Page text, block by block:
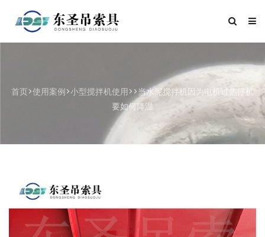
首页>使用案例>小型搅拌机使用>>当水泥搅拌机因为电机过热停机
要如何降温